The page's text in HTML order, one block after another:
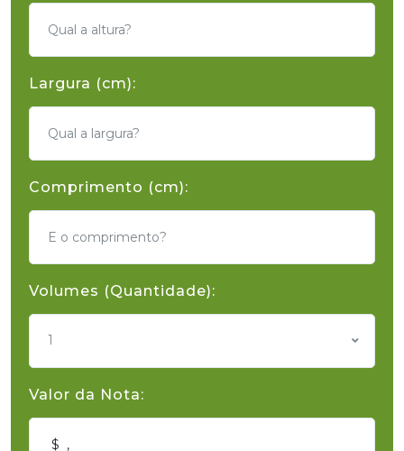
Largura (cm):
Comprimento (cm):
Volumes (Quantidade):
1
Valor da Nota: